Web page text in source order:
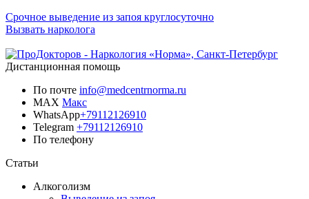
Срочное выведение из запоя круглосуточно
Вызвать нарколога
Дистанционная помощь
По почте info@medcentrnorma.ru
MAX Макс
WhatsApp+79112126910
Telegram +79112126910
По телефону
Статьи
Алкоголизм